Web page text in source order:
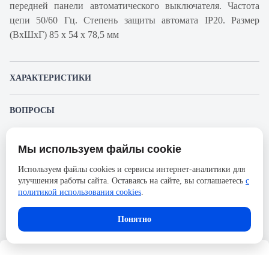
передней панели автоматического выключателя. Частота
цепи 50/60 Гц. Степень защиты автомата IP20. Размер
(ВхШхГ) 85 х 54 х 78,5 мм
ХАРАКТЕРИСТИКИ
Производитель
Серия
Acti 9
Номинальный ток
Напряжение, В
133
Количество полюсов
ВОПРОСЫ
Пожалуйста, авторизуйтесь, чтобы иметь
возможность оставлять вопросы.
Представленные изображения и характеристики могут отличаться от реального
без предварительного уведомления. Компания АйДистрибьют не несёт
ответственности в случае не соответствия текущей модели товаров фотографиям,
размещённым в карточке товара.
Мы используем файлы cookie
Используем файлы cookies и сервисы интернет-аналитики для
улучшения работы сайта. Оставаясь на сайте, вы соглашаетесь с
политикой использования cookies.
Понятно